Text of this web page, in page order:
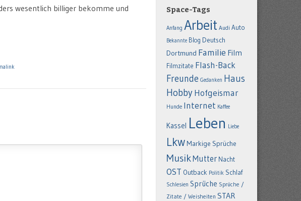
wesentlich billiger bekomme und
Space-Tags
Anfang Arbeit Audi Auto
Bekannte Blog Deutsch
Dortmund Familie Film
Filmzitate Flash-Back
Freunde Gedanken Haus
HobbyHofgeismar
Hunde Internet Kaffee
Kassel Leben Liebe
LkwMarkige Sprüche
MusikMutter Nacht
OST Outback Politik Schlaf
Schlesien Sprüche Sprüche /
Zitate / Weisheiten STAR